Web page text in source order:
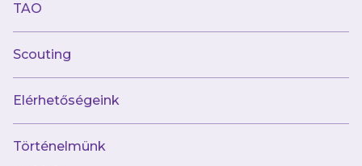
TAO
Scouting
Elérhetőségeink
Történelmünk
2023.12.12